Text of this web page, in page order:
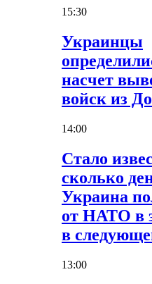
15:30
Украинцы
насчет
войск из
14:00
Стало
сколько
Украина
от НАТО в
в
13:00